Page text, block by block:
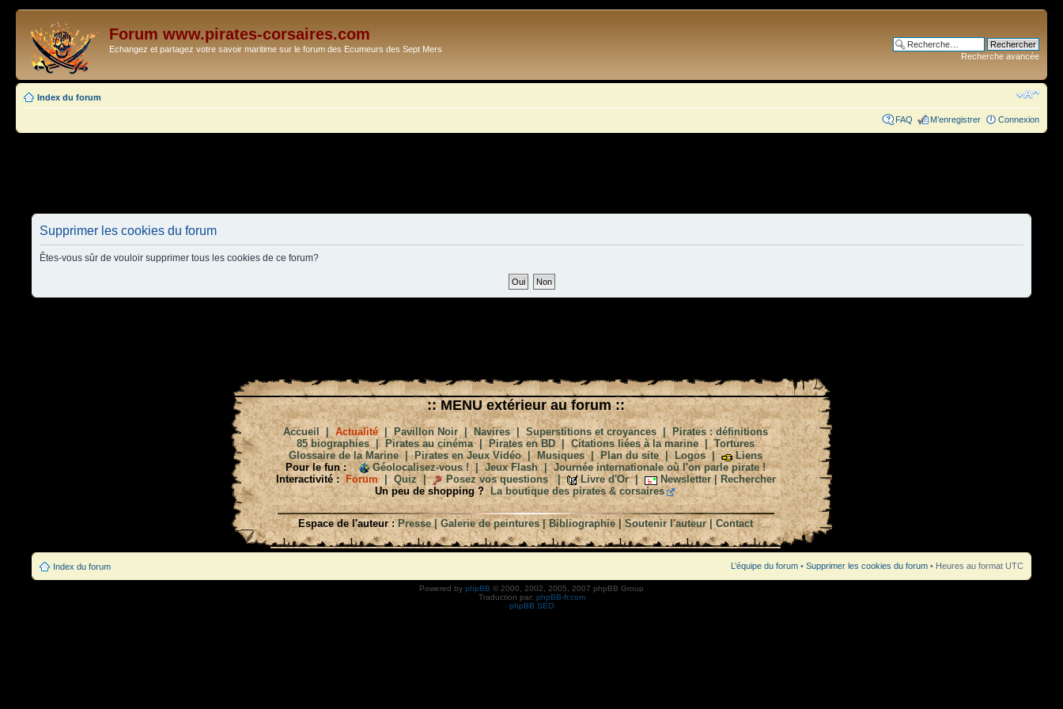
Forum www.pirates-corsaires.com
Echangez et partagez votre savoir maritime sur le forum des Ecumeurs des Sept Mers
Recherche avancée
Index du forum
FAQ M’enregistrer Connexion
Supprimer les cookies du forum
Êtes-vous sûr de vouloir supprimer tous les cookies de ce forum?
:: MENU extérieur au forum ::
Accueil |Actualité|Pavillon Noir|Navires|Superstitions et croyances|Pirates : définitions
85 biographies| Pirates au cinéma|Pirates en BD|Citations liées à la marine|Tortures
Glossaire de la Marine|Pirates en Jeux Vidéo|Musiques|Plan du site|Logos|
Liens
Pour le fun :
Géolocalisez-vous !|Jeux Flash|Journée internationale où l'on parle pirate !
Interactivité : Forum| Quiz| Posez vos questions| Livre d'Or| Newsletter| Rechercher
Un peu de shopping ?
La boutique des pirates & corsaires
Espace de l'auteur : Presse|Galerie de peintures|Bibliographie|Soutenir l'auteur|Contact
Index du forum L’équipe du forum • Supprimer les cookies du forum • Heures au format UTC
Powered by phpBB © 2000, 2002, 2005, 2007 phpBB Group
Traduction par: phpBB-fr.com
phpBB SEO